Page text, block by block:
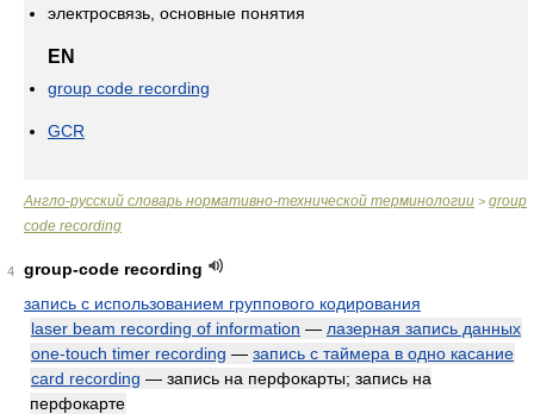
электросвязь, основные понятия
EN
group code recording
GCR
Англо-русский словарь нормативно-технической терминологии > group
code recording
4
group-code recording
запись с использованием группового кодирования
laser beam recording of information — лазерная запись данных
one-touch timer recording — запись с таймера в одно касание
card recording — запись на перфокарты; запись на
перфокарте